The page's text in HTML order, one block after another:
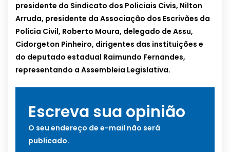
presidente do Sindicato dos Policiais Civis, Nilton
Arruda, presidente da Associação dos Escrivães da
Polícia Civil, Roberto Moura, delegado de Assu,
Cidorgeton Pinheiro, dirigentes das instituições e
do deputado estadual Raimundo Fernandes,
representando a Assembleia Legislativa.
Escreva sua opinião
O seu endereço de e-mail não será
publicado.